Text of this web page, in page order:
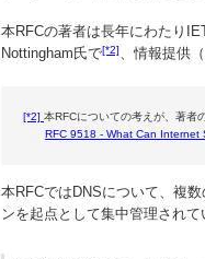
本RFCの著者は長年にわたり
Nottingham氏で[*2]、情報提供
[*2] 本RFCについての考えが、著者
RFC 9518 - What Can Internet
本RFCではDNSについて、複
ンを起点として集中管理され